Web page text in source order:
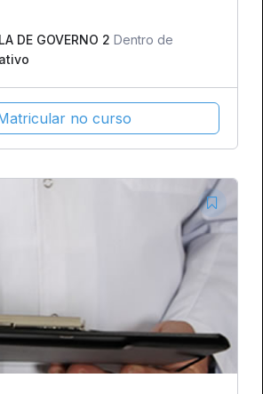
DE GOVERNO 2 Dentro de
no curso